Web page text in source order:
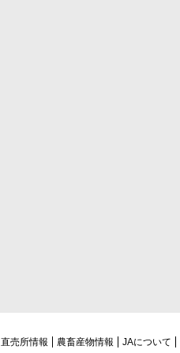
直売所情報 農畜産物情報 JAについて